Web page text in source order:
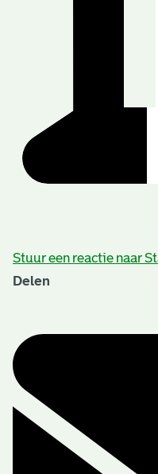
Stuur een reactie naar
Delen